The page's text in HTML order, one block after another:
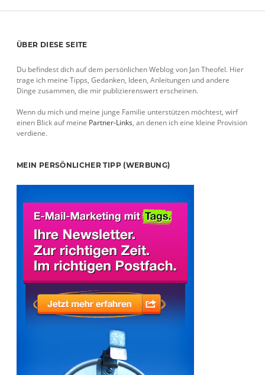
Sidebar
ÜBER DIESE SEITE
Du befindest dich auf dem persönlichen Weblog von Jan Theofel. Hier
trage ich meine Tipps, Gedanken, Ideen, Anleitungen und andere
Dinge zusammen, die mir publizierenswert erscheinen.
Wenn du mich und meine junge Familie unterstützen möchtest, wirf
einen Blick auf meine Partner-Links, an denen ich eine kleine Provision
verdiene.
MEIN PERSÖNLICHER TIPP (WERBUNG)